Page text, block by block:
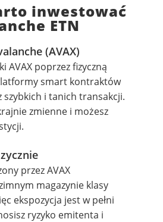
inwestować
ETN
(AVAX)
AVAX poprzez fizyczną
smart kontraktów
szybkich i tanich transakcji.
zmienne i możesz
przez AVAX
magazynie klasy
ekspozycja jest w pełni
ryzyko emitenta i